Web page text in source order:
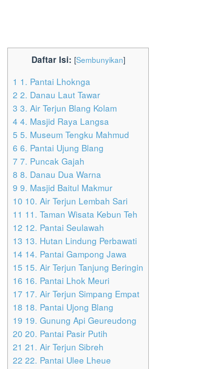
Daftar Isi: [Sembunyikan]
1 1. Pantai Lhoknga
2 2. Danau Laut Tawar
3 3. Air Terjun Blang Kolam
4 4. Masjid Raya Langsa
5 5. Museum Tengku Mahmud
6 6. Pantai Ujung Blang
7 7. Puncak Gajah
8 8. Danau Dua Warna
9 9. Masjid Baitul Makmur
10 10. Air Terjun Lembah Sari
11 11. Taman Wisata Kebun Teh
12 12. Pantai Seulawah
13 13. Hutan Lindung Perbawati
14 14. Pantai Gampong Jawa
15 15. Air Terjun Tanjung Beringin
16 16. Pantai Lhok Meuri
17 17. Air Terjun Simpang Empat
18 18. Pantai Ujong Blang
19 19. Gunung Api Geureudong
20 20. Pantai Pasir Putih
21 21. Air Terjun Sibreh
22 22. Pantai Ulee Lheue